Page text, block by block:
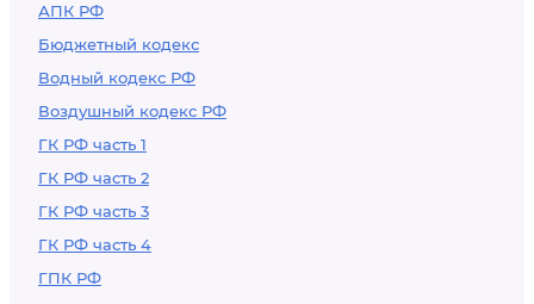
АПК РФ
Бюджетный кодекс
Водный кодекс РФ
Воздушный кодекс РФ
ГК РФ часть 1
ГК РФ часть 2
ГК РФ часть 3
ГК РФ часть 4
ГПК РФ